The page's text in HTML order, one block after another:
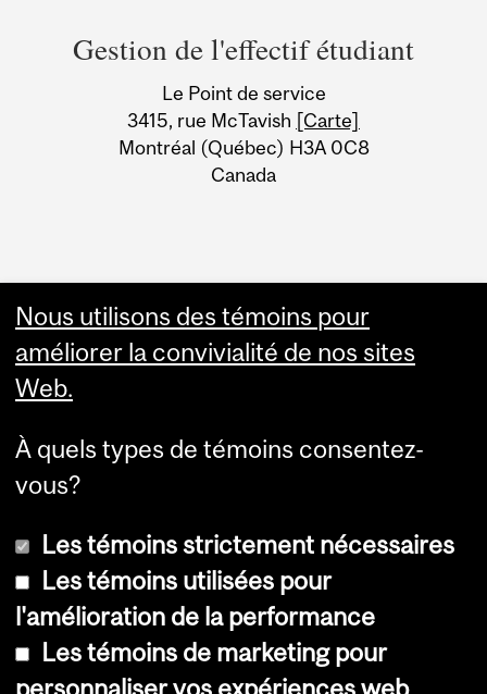
and
University
Information
Gestion de l'effectif étudiant
Le Point de service
3415, rue McTavish [Carte]
Montréal (Québec) H3A 0C8
Canada
© Université McGill, 2026
Accessibilité
Nous utilisons des témoins pour
améliorer la convivialité de nos sites
Web.
À quels types de témoins consentez-
vous?
Les témoins strictement nécessaires
Les témoins utilisées pour
l'amélioration de la performance
Les témoins de marketing pour
personnaliser vos expériences web